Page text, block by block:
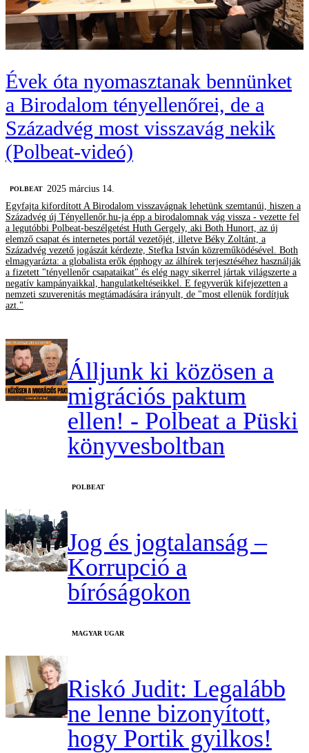
Évek óta nyomasztanak bennünket
a Birodalom tényellenőrei, de a
Századvég most visszavág nekik
(Polbeat-videó)
‎POLBEAT
2025 március 14.
Egyfajta kifordított A Birodalom visszavágnak lehetünk szemtanúi, hiszen a
Századvég új Tényellenőr.hu-ja épp a birodalomnak vág vissza - vezette fel
a legutóbbi Polbeat-beszélgetést Huth Gergely, aki Both Hunort, az új
elemző csapat és internetes portál vezetőjét, illetve Béky Zoltánt, a
Századvég vezető jogászát kérdezte, Stefka István közreműködésével. Both
elmagyarázta: a globalista erők épphogy az álhírek terjesztéséhez használják
a fizetett "tényellenőr csapataikat" és elég nagy sikerrel jártak világszerte a
negatív kampányaikkal, hangulatkeltéseikkel. E fegyverük kifejezetten a
nemzeti szuverenitás megtámadására irányult, de "most ellenük fordítjuk
azt."
Álljunk ki közösen a
migrációs paktum
ellen! - Polbeat a Püski
könyvesboltban
‎POLBEAT
Jog és jogtalanság –
Korrupció a
bíróságokon
MAGYAR UGAR
Riskó Judit: Legalább
ne lenne bizonyított,
hogy Portik gyilkos!